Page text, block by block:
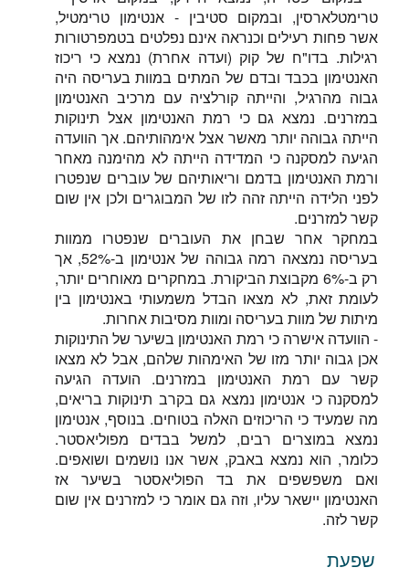
טרימטלארסין, ובמקום סטיבין - אנטימון טרימטיל,
אשר פחות רעילים וכנראה אינם נפלטים בטמפרטורות
רגילות. בדו"ח של קוק (ועדה אחרת) נמצא כי ריכוז
האנטימון בכבד ובדם של המתים במוות בעריסה היה
גבוה מהרגיל, והייתה קורלציה עם מרכיב האנטימון
במזרנים. נמצא גם כי רמת האנטימון אצל תינוקות
הייתה גבוהה יותר מאשר אצל אימהותיהם. אך הוועדה
הגיעה למסקנה כי המדידה הייתה לא מהימנה מאחר
ורמת האנטימון בדמם וריאותיהם של עוברים שנפטרו
לפני הלידה הייתה זהה לזו של המבוגרים ולכן אין שום
קשר למזרנים.
במחקר אחר שבחן את העוברים שנפטרו ממוות
בעריסה נמצאה רמה גבוהה של אנטימון ב-52%, אך
רק ב-6% מקבוצת הביקורת. במחקרים מאוחרים יותר,
לעומת זאת, לא מצאו הבדל משמעותי באנטימון בין
מיתות של מוות בעריסה ומוות מסיבות אחרות.
- הוועדה אישרה כי רמת האנטימון בשיער של התינוקות
אכן גבוה יותר מזו של האימהות שלהם, אבל לא מצאו
קשר עם רמת האנטימון במזרנים. הועדה הגיעה
למסקנה כי אנטימון נמצא גם בקרב תינוקות בריאים,
מה שמעיד כי הריכוזים האלה בטוחים. בנוסף, אנטימון
נמצא במוצרים רבים, למשל בבדים מפוליאסטר.
כלומר, הוא נמצא באבק, אשר אנו נושמים ושואפים.
ואם משפשפים את בד הפוליאסטר בשיער אז
האנטימון יישאר עליו, וזה גם אומר כי למזרנים אין שום
קשר לזה.
שפעת